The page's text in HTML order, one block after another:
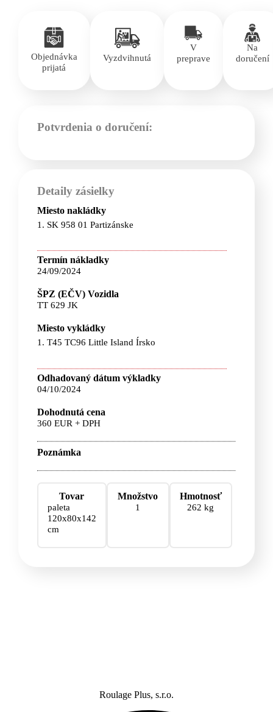
Objednávka
prijatá
Vyzdvihnutá
V
preprave
Na
doručení
Potvrdenia o doručení:
Detaily zásielky
Miesto nakládky
1. SK 958 01 Partizánske
Termín nákladky
24/09/2024
ŠPZ (EČV) Vozidla
TT 629 JK
Miesto vykládky
1. T45 TC96 Little Island Írsko
Odhadovaný dátum výkladky
04/10/2024
Dohodnutá cena
360 EUR + DPH
Poznámka
Tovar
paleta
120x80x142
cm
Množstvo
1
Hmotnosť
262 kg
Roulage Plus, s.r.o.